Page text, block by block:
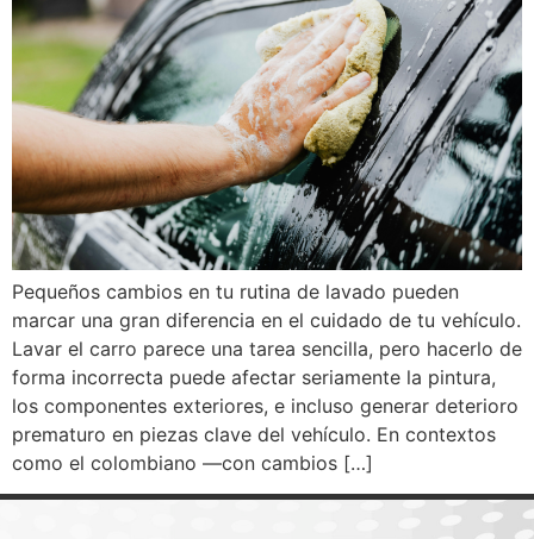
Pequeños cambios en tu rutina de lavado pueden
marcar una gran diferencia en el cuidado de tu vehículo.
Lavar el carro parece una tarea sencilla, pero hacerlo de
forma incorrecta puede afectar seriamente la pintura,
los componentes exteriores, e incluso generar deterioro
prematuro en piezas clave del vehículo. En contextos
como el colombiano —con cambios […]